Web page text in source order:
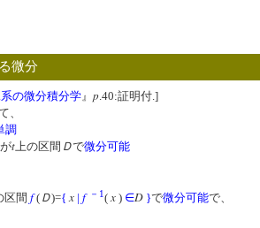
微分
の微分積分学 』 p .40:証明付.]
て、
調
がt 上の区間 Ｄで微分可能
区間 f( Ｄ)={ x | f －1( x ) ∈D }で微分可能で、